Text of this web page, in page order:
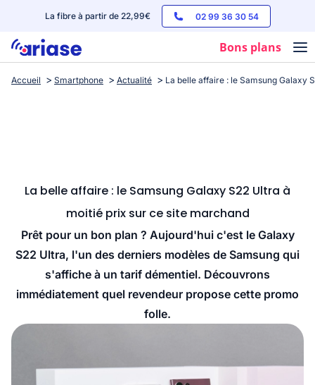
La fibre à partir de 22,99€ 02 99 36 30 54
Bons plans
Box internet
Streaming
Accueil Smartphone Actualité La belle affaire : le Samsung Galaxy
La belle affaire : le Samsung Galaxy S22 Ultra à
moitié prix sur ce site marchand
Prêt pour un bon plan ? Aujourd'hui c'est le Galaxy
S22 Ultra, l'un des derniers modèles de Samsung qui
s'affiche à un tarif démentiel. Découvrons
immédiatement quel revendeur propose cette promo
folle.